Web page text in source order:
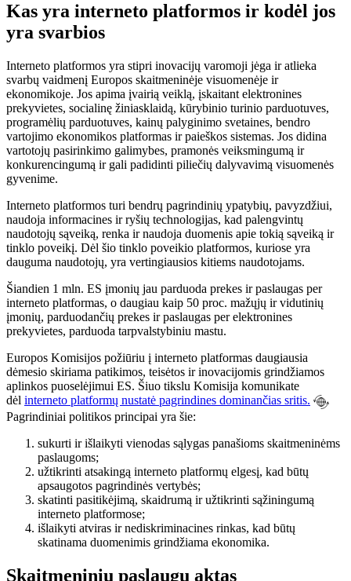
Kas yra interneto platformos ir kodėl jos
yra svarbios
Interneto platformos yra stipri inovacijų varomoji jėga ir atlieka
svarbų vaidmenį Europos skaitmeninėje visuomenėje ir
ekonomikoje. Jos apima įvairią veiklą, įskaitant elektronines
prekyvietes, socialinę žiniasklaidą, kūrybinio turinio parduotuves,
programėlių parduotuves, kainų palyginimo svetaines, bendro
vartojimo ekonomikos platformas ir paieškos sistemas. Jos didina
vartotojų pasirinkimo galimybes, pramonės veiksmingumą ir
konkurencingumą ir gali padidinti piliečių dalyvavimą visuomenės
gyvenime.
Interneto platformos turi bendrų pagrindinių ypatybių, pavyzdžiui,
naudoja informacines ir ryšių technologijas, kad palengvintų
naudotojų sąveiką, renka ir naudoja duomenis apie tokią sąveiką ir
tinklo poveikį. Dėl šio tinklo poveikio platformos, kuriose yra
dauguma naudotojų, yra vertingiausios kitiems naudotojams.
Šiandien 1 mln. ES įmonių jau parduoda prekes ir paslaugas per
interneto platformas, o daugiau kaip 50 proc. mažųjų ir vidutinių
įmonių, parduodančių prekes ir paslaugas per elektronines
prekyvietes, parduoda tarpvalstybiniu mastu.
Europos Komisijos požiūriu į interneto platformas daugiausia
dėmesio skiriama patikimos, teisėtos ir inovacijomis grindžiamos
aplinkos puoselėjimui ES. Šiuo tikslu Komisija komunikate
dėl interneto platformų nustatė pagrindines dominančias sritis.
Pagrindiniai politikos principai yra šie:
sukurti ir išlaikyti vienodas sąlygas panašioms skaitmeninėms
paslaugoms;
užtikrinti atsakingą interneto platformų elgesį, kad būtų
apsaugotos pagrindinės vertybės;
skatinti pasitikėjimą, skaidrumą ir užtikrinti sąžiningumą
interneto platformose;
išlaikyti atviras ir nediskriminacines rinkas, kad būtų
skatinama duomenimis grindžiama ekonomika.
Skaitmeninių paslaugų aktas